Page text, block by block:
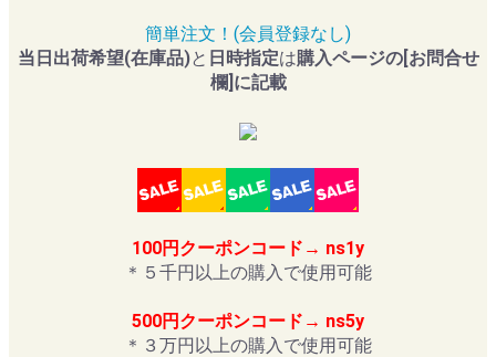
簡単注文！(会員登録なし)
当日出荷希望(在庫品)と 日時指定は購入ページの[お問合せ
欄]に記載
100円クーポンコード→ ns1y
＊５千円以上の購入で使用可能
500円クーポンコード→ ns5y
＊３万円以上の購入で使用可能